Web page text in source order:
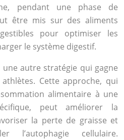
pendant une phase de
être mis sur des aliments
pour optimiser les
le système digestif.
autre stratégie qui gagne
Cette approche, qui
alimentaire à une
peut améliorer la
la perte de graisse et
l’autophagie cellulaire.